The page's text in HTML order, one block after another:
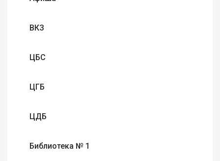
ВКЗ
ЦБС
ЦГБ
ЦДБ
Библиотека № 1